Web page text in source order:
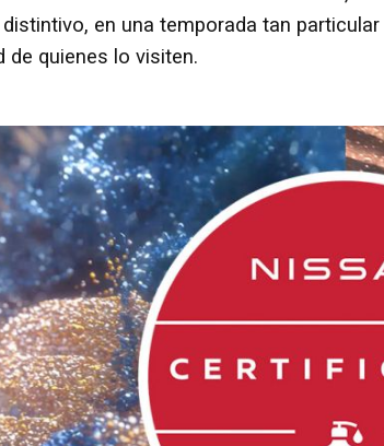
en una temporada tan
de quienes lo visiten.